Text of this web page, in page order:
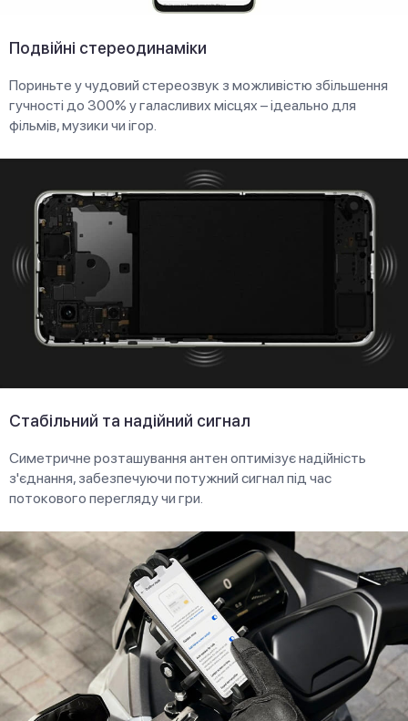
Подвійні стереодинаміки
Пориньте у чудовий стереозвук з можливістю збільшення
гучності до 300% у галасливих місцях – ідеально для
фільмів, музики чи ігор.
Стабільний та надійний сигнал
Симетричне розташування антен оптимізує надійність
з'єднання, забезпечуючи потужний сигнал під час
потокового перегляду чи гри.